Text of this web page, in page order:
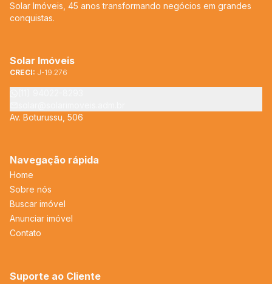
Solar Imóveis, 45 anos transformando negócios em grandes
conquistas.
Solar Imóveis
CRECI: J-19.276
Av. Boturussu, 506
Navegação rápida
Home
Sobre nós
Buscar imóvel
Anunciar imóvel
Contato
Suporte ao Cliente